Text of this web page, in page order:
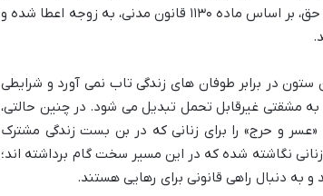
سختی غیرقابل تحمل همراه شده، از همسر خود جدا شود. این حق، بر اساس ماده ۱۱۳۰ قانون مدنی، به زوجه اعطا شده و
در برابر طوفان های زندگی تاب نمی آورد و شرایطی
مشقتی غیرقابل تحمل تبدیل می شود. در چنین حالتی،
و حرج» را برای زنانی که در بن بست زندگی مشترک
زنانی نگاشته شده که در این مسیر سخت گام برداشته اند؛
به دنبال راهی قانونی برای رهایی هستند.